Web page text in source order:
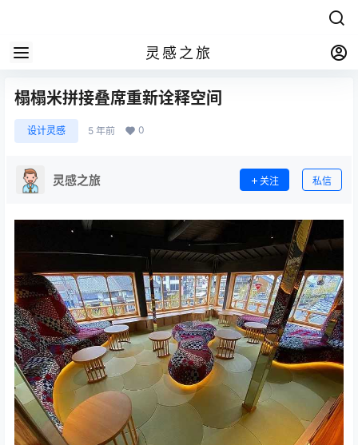
灵感之旅
榻榻米拼接叠席重新诠释空间
设计灵感 5 年前 0
灵感之旅 关注 私信